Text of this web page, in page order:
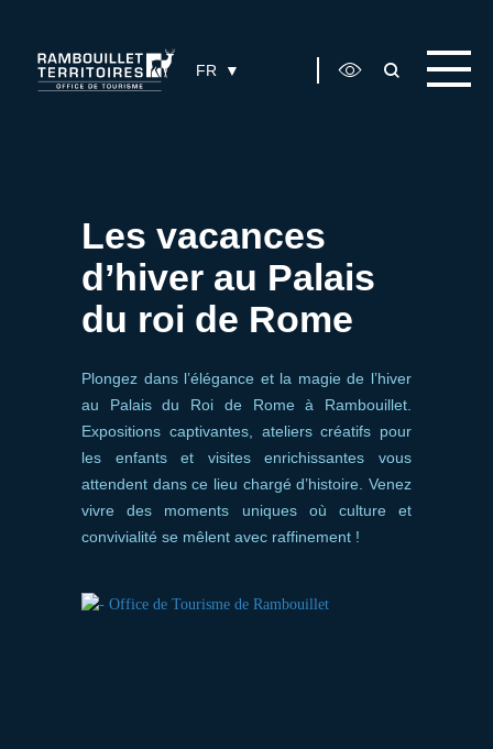
FR
Les vacances
d’hiver au Palais
du roi de Rome
Plongez dans l’élégance et la magie de l’hiver
au Palais du Roi de Rome à Rambouillet.
Expositions captivantes, ateliers créatifs pour
les enfants et visites enrichissantes vous
attendent dans ce lieu chargé d’histoire. Venez
vivre des moments uniques où culture et
convivialité se mêlent avec raffinement !